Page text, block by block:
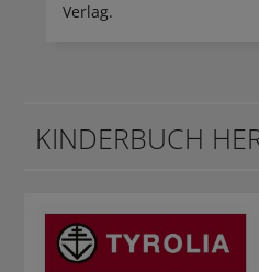
Verlag.
KINDERBUCH